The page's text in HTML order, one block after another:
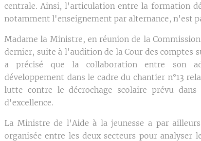
centrale. Ainsi, l'articulation entre la formation
notamment l'enseignement par alternance, n'est
Madame la Ministre, en réunion de la
dernier, suite à l'audition de la Cour des comptes
a précisé que la collaboration entre son
développement dans le cadre du chantier n°13
lutte contre le décrochage scolaire prévu
d'excellence.
La Ministre de l'Aide à la jeunesse a par
organisée entre les deux secteurs pour analyser